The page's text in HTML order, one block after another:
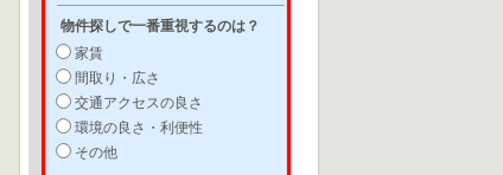
物件探しで一番重視するのは？
家賃
間取り・広さ
交通アクセスの良さ
環境の良さ・利便性
その他